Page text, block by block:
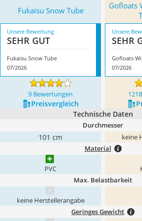
Fukaisu Snow Tube
Gofloats
Unsere Bewertung
SEHR GUT
Fukaisu Snow Tube
07/2026
Unsere
SEHR
07/2026
9 Bewertungen
Preis­vergleich
Technische Daten
Durchmesser
101 cm keine
Material
PVC
Max. Belastbarkeit
keine Herstellerangabe
Geringes Gewicht